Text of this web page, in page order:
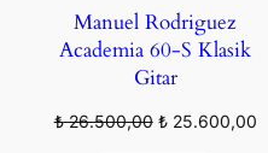
Manuel Rodriguez
Academia 60-S Klasik
Gitar
₺26.500,00 Orijinal
₺25.600,00Şu